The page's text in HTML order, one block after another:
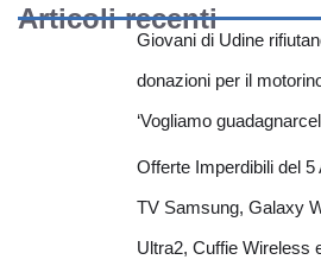
Articoli recenti
Giovani di Udine
donazioni per il
‘Vogliamo
Offerte Imperdibili del 5
TV Samsung, Galaxy
Ultra2, Cuffie Wireless